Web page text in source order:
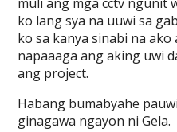
ko lang sya na uuwi sa
ko sa kanya sinabi na
napaaaga ang aking uwi
ang project.
Habang bumabyahe
ginagawa ngayon ni Gela.